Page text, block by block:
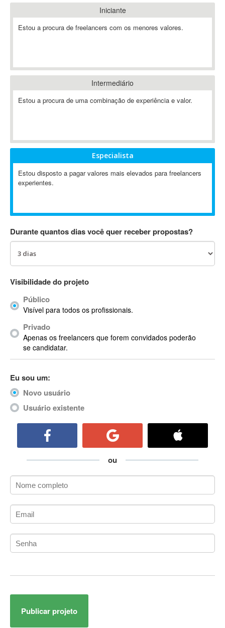
A-GPS
A2Billing
AAUS Scientific Diver
Abaqus
ABIS
Ableton Push
Abstract
Abstract Window Toolkit (AWT)
Absynth
AC3
AccountMate
ACDSee
ACID Pro
ACPI
Acrobat X
ACT
Actian
Actimize
ActionScript 3
Active Directory
ActiveCollab
ActiveX
ActiveX Data Objects (ADO)
Ada
Adianti Framework
ADK
Administração
Administração de Artistas e Repertórios
Administração de Redes
Administração PostgreSQL
ADO.NET Entity Framework
Iniciante
Estou a procura de freelancers com os menores valores.
Intermediário
Estou a procura de uma combinação de experiência e valor.
Especialista
Estou disposto a pagar valores mais elevados para freelancers
experientes.
Durante quantos dias você quer receber propostas?
Visibilidade do projeto
Público
Visível para todos os profissionais.
Privado
Apenas os freelancers que forem convidados poderão
se candidatar.
Eu sou um:
Novo usuário
Usuário existente
ou
Publicar projeto